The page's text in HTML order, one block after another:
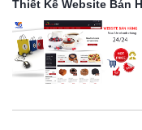
Thiết Kế Website Bán